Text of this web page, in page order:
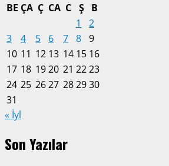
BE ÇA Ç CA C Ş
B
1
2
3
4 5 6 7 8 9
10 11 12 13 14 15 16
17 18 1920 21 2223
24 25 2627 282930
31
« İyl
Son Yazılar